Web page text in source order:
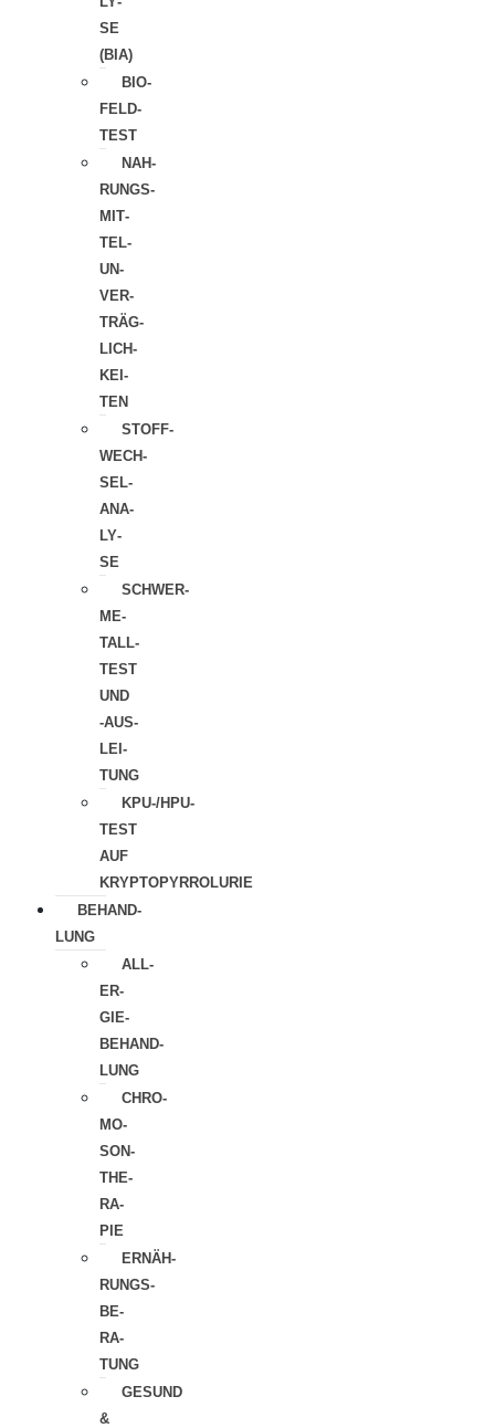
SE
(BIA)
BIO­
FELD­
TEST
NAH­
RUNGS­
MIT­
TEL­
UN­
VER­
TRÄG­
LICH­
KEI­
TEN
STOFF­
WECH­
SEL­
ANA­
LY­
SE
SCHWER­
ME­
TALL­
TEST
UND
‑AUS­
LEI­
TUNG
KPU-/HPU-
TEST
AUF
KRYPTOPYRROLURIE
BEHAND­
LUNG
ALL­
ER­
GIE-
BEHAND­
LUNG
CHRO­­
MO­­
SON-
THE­
RA­
PIE
ERNÄH­
RUNGS­
BE­
RA­
TUNG
GESUND
&